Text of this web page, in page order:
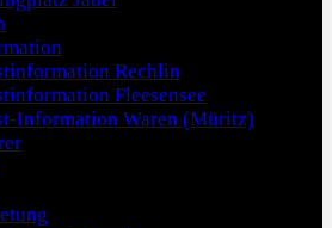
Rechlin
Fleesensee
Information Waren (Müritz)